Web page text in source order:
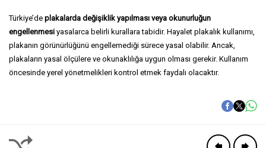
Türkiye’de plakalarda değişiklik yapılması veya okunurluğun
engellenmesi yasalarca belirli kurallara tabidir. Hayalet plakalık kullanımı,
plakanın görünürlüğünü engellemediği sürece yasal olabilir. Ancak,
plakaların yasal ölçülere ve okunaklılığa uygun olması gerekir. Kullanım
öncesinde yerel yönetmelikleri kontrol etmek faydalı olacaktır.